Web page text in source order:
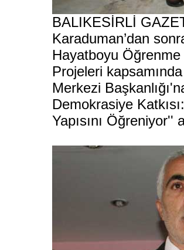
BALIKESİRLİ
Karaduman’dan
Hayatboyu
Projeleri
Merkezi
Demokrasiye
Yapısını Öğreniyor''